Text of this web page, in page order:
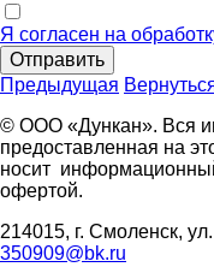
Я согласен на
Отправить
Предыдущая
© ООО «Дункан». Вся
предоставленная на
носит
офертой.
214015, г. Смоленск,
350909@bk.ru